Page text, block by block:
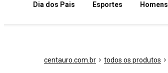
Dia dos Pais Esportes Homens
centauro.com.br todos os produtos